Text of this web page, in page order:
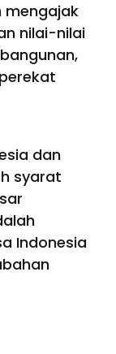
mengajak
nilai-nilai
dan
syarat
Indonesia